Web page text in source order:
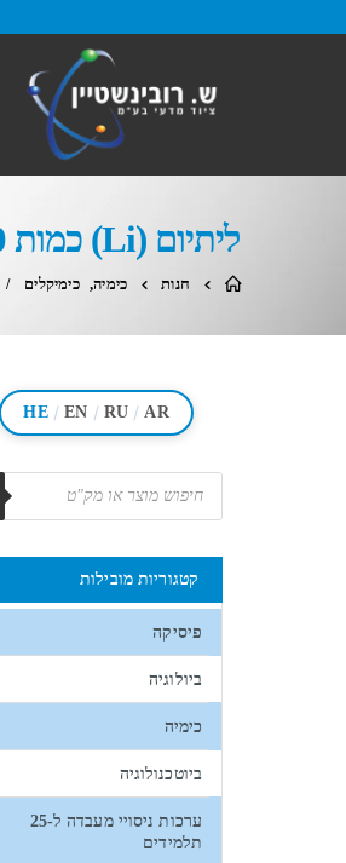
ליתיום (Li) כמות 10 ג’ 444456
חנות כימיה, כימיקלים
HE / EN / RU / AR
מוצרים
search
קטגוריות מובילות
פיסיקה
ביולוגיה
כימיה
ביוטכנולוגיה
ערכות ניסויי מעבדה ל-25
תלמידים